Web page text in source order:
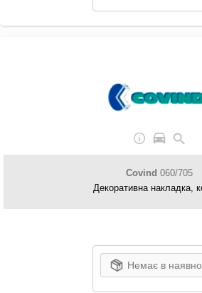
Covind 060/705
Декоративна накладка,
Немає в